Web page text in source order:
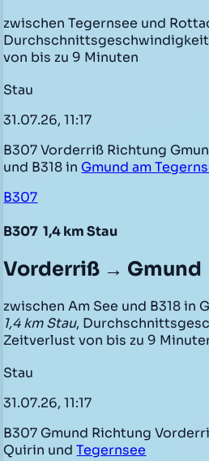
zwischen Tegernsee und
von bis zu 9 Minuten
Stau
31.07.26, 11:17
B307 Vorderriß Richtung
und B318 in Gmund am
B307
B307 1,4 km Stau
Vorderriß → Gmund
zwischen Am See und B318 in
1,4 km Stau,
Zeitverlust von bis zu 9
Stau
31.07.26, 11:17
B307 Gmund Richtung
Quirin undTegernsee